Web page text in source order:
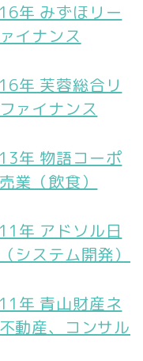
年 みずほリー
イナンス
年 芙蓉総合リ
ァイナンス
年 物語コーポ
業（飲食）
年 アドソル日
システム開発）
年 青山財産ネ
動産、コンサル